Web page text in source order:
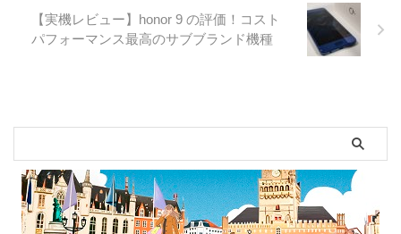
【実機レビュー】honor 9 の評価！コスト
パフォーマンス最高のサブブランド機種